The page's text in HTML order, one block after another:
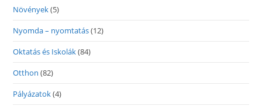
Növények(5)
Nyomda – nyomtatás(12)
Oktatás és Iskolák(84)
Otthon (82)
Pályázatok(4)